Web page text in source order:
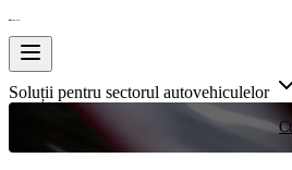
Soluții pentru sectorul autovehiculelor